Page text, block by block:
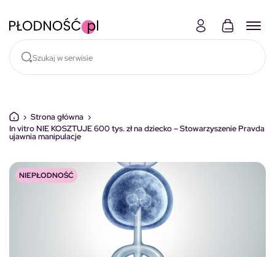
› Strona główna ›
In vitro NIE KOSZTUJE 600 tys. zł na dziecko – Stowarzyszenie Pravda
ujawnia manipulacje
NIEPŁODNOŚĆ